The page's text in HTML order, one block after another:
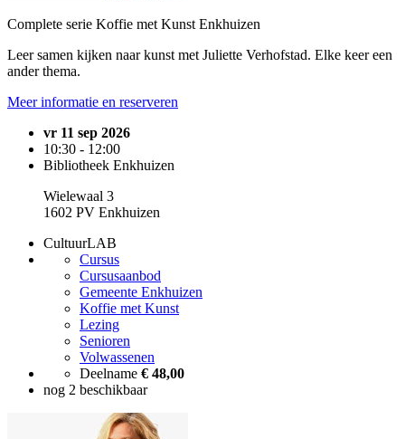
Complete serie Koffie met Kunst Enkhuizen
Leer samen kijken naar kunst met Juliette Verhofstad. Elke keer een
ander thema.
Meer informatie en reserveren
vr 11 sep 2026
10:30 - 12:00
Bibliotheek Enkhuizen
Wielewaal 3
1602 PV Enkhuizen
CultuurLAB
Cursus
Cursusaanbod
Gemeente Enkhuizen
Koffie met Kunst
Lezing
Senioren
Volwassenen
Deelname € 48,00
nog 2 beschikbaar